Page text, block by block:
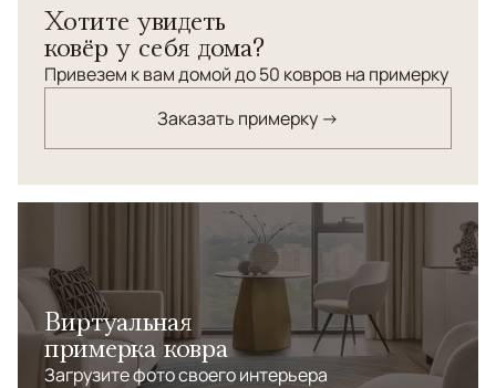
Хотите увидеть
ковёр у себя дома?
Привезем к вам домой до 50 ковров на примерку
Заказать примерку →
Виртуальная
примерка ковра
Загрузите фото своего интерьера